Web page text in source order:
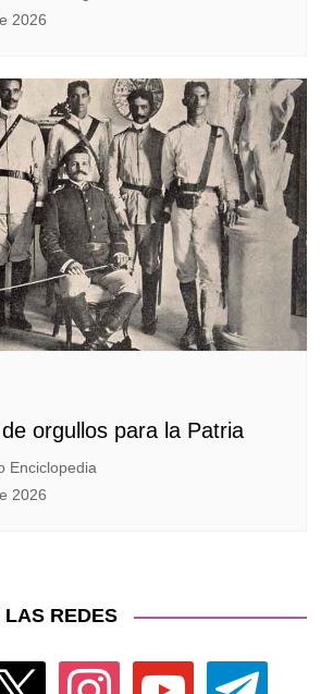
2026
orgullos para la Patria
Enciclopedia
2026
LAS REDES
instagram youtube telegram